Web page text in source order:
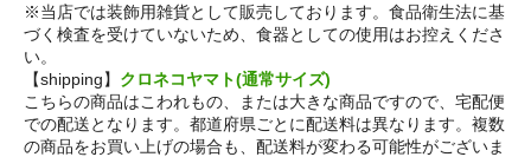
※当店では装飾用雑貨として販売しております。食品衛生法に基
づく検査を受けていないため、食器としての使用はお控えくださ
い。
【shipping】 クロネコヤマト(通常サイズ)
こちらの商品はこわれもの、または大きな商品ですので、宅配便
での配送となります。都道府県ごとに配送料は異なります。複数
の商品をお買い上げの場合も、配送料が変わる可能性がございま